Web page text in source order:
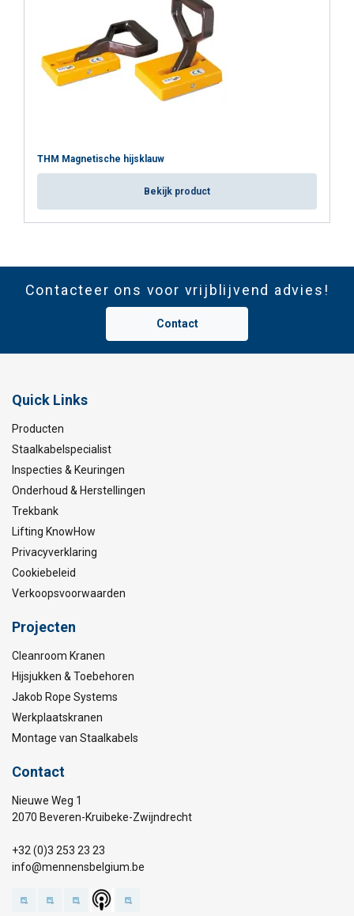
Materiaal:
Markering:
Norm:
Opmerking:
THM Magnetische hijsklauw
Bekijk product
Contacteer ons voor vrijblijvend advies!
Contact
Quick Links
Producten
Staalkabelspecialist
Inspecties & Keuringen
Onderhoud & Herstellingen
Trekbank
Lifting KnowHow
Privacyverklaring
Cookiebeleid
Verkoopsvoorwaarden
Projecten
Cleanroom Kranen
Hijsjukken & Toebehoren
Jakob Rope Systems
Werkplaatskranen
Montage van Staalkabels
Contact
Nieuwe Weg 1
2070 Beveren-Kruibeke-Zwijndrecht
+32 (0)3 253 23 23
info@mennensbelgium.be